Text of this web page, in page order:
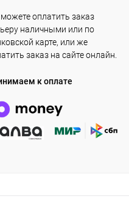
оплатить заказ
наличными или по
карте, или же
заказ на сайте онлайн.
к оплате
раз в 2